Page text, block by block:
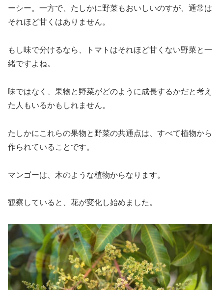
ーシー。一方で、たしかに野菜もおいしいのすが、通常は
それほど甘くはありません。
もし味で分けるなら、トマトはそれほど甘くない野菜と一
緒ですよね。
味ではなく、果物と野菜がどのように成長するかだと考え
た人もいるかもしれません。
たしかにこれらの果物と野菜の共通点は、すべて植物から
作られていることです。
マンゴーは、木のような植物からなります。
観察していると、花が変化し始めました。